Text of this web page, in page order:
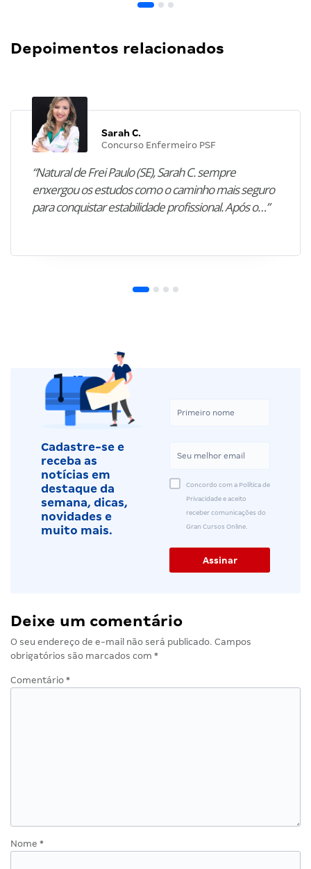
Depoimentos relacionados
Sarah C.
Concurso Enfermeiro PSF
“Natural de Frei Paulo (SE), Sarah C. sempre
enxergou os estudos como o caminho mais seguro
para conquistar estabilidade profissional. Após o…”
Cadastre-se e
receba as
notícias em
destaque da
semana, dicas,
novidades e
muito mais.
Concordo com a Política de
Privacidade e aceito
receber comunicações do
Gran Cursos Online.
Deixe um comentário
O seu endereço de e-mail não será publicado. Campos
obrigatórios são marcados com *
Comentário *
Nome *